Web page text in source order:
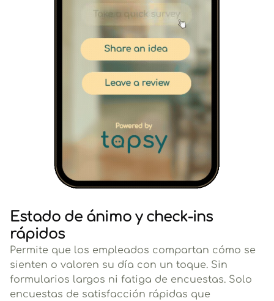
Estado de ánimo y check-ins
rápidos
Permite que los empleados compartan cómo se
sienten o valoren su día con un toque. Sin
formularios largos ni fatiga de encuestas. Solo
encuestas de satisfacción rápidas que